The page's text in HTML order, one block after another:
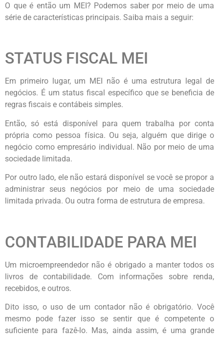
O que é então um MEI? Podemos saber por meio de uma
série de características principais. Saiba mais a seguir:
STATUS FISCAL MEI
Em primeiro lugar, um MEI não é uma estrutura legal de
negócios. É um status fiscal específico que se beneficia de
regras fiscais e contábeis simples.
Então, só está disponível para quem trabalha por conta
própria como pessoa física. Ou seja, alguém que dirige o
negócio como empresário individual. Não por meio de uma
sociedade limitada.
Por outro lado, ele não estará disponível se você se propor a
administrar seus negócios por meio de uma sociedade
limitada privada. Ou outra forma de estrutura de empresa.
CONTABILIDADE PARA MEI
Um microempreendedor não é obrigado a manter todos os
livros de contabilidade. Com informações sobre renda,
recebidos, e outros.
Dito isso, o uso de um contador não é obrigatório. Você
mesmo pode fazer isso se sentir que é competente o
suficiente para fazê-lo. Mas, ainda assim, é uma grande